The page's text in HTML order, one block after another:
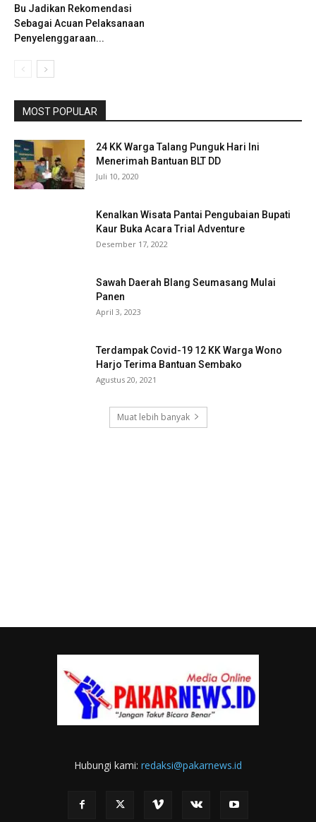
Bu Jadikan Rekomendasi
Sebagai Acuan Pelaksanaan
Penyelenggaraan...
MOST POPULAR
24 KK Warga Talang Punguk Hari Ini
Menerimah Bantuan BLT DD
Juli 10, 2020
Kenalkan Wisata Pantai Pengubaian Bupati
Kaur Buka Acara Trial Adventure
Desember 17, 2022
Sawah Daerah Blang Seumasang Mulai
Panen
April 3, 2023
Terdampak Covid-19 12 KK Warga Wono
Harjo Terima Bantuan Sembako
Agustus 20, 2021
Muat lebih banyak
Hubungi kami: redaksi@pakarnews.id